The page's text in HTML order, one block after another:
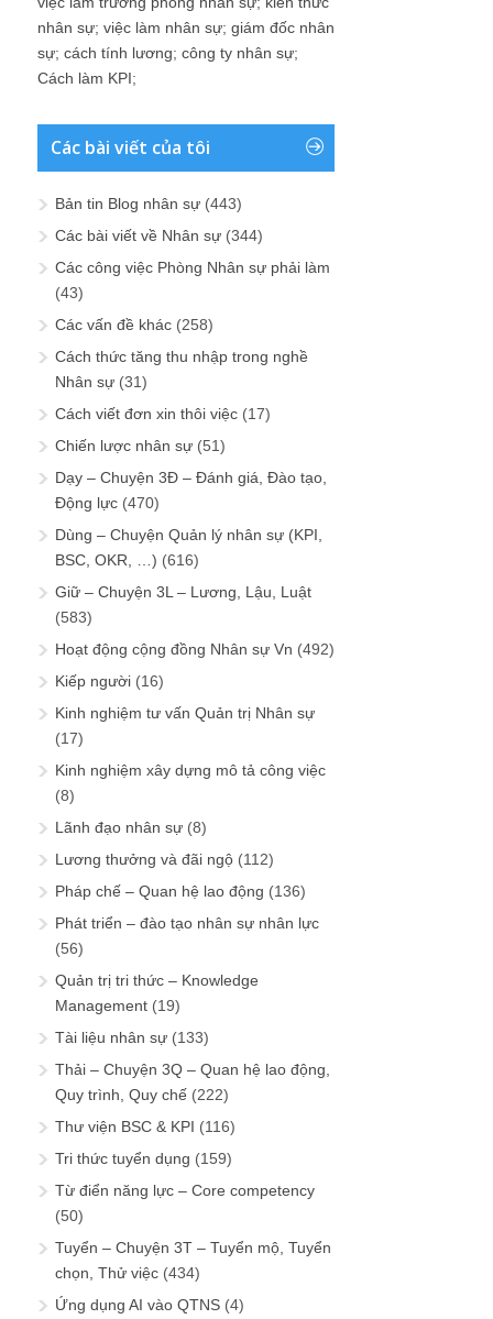
nhân sự; việc làm nhân sự; giám đốc nhân
sự; cách tính lương; công ty nhân sự;
Cách làm KPI;
Các bài viết của tôi
Bản tin Blog nhân sự (443)
Các bài viết về Nhân sự (344)
Các công việc Phòng Nhân sự phải làm
(43)
Các vấn đề khác (258)
Cách thức tăng thu nhập trong nghề
Nhân sự (31)
Cách viết đơn xin thôi việc (17)
Chiến lược nhân sự (51)
Dạy – Chuyện 3Đ – Đánh giá, Đào tạo,
Động lực (470)
Dùng – Chuyện Quản lý nhân sự (KPI,
BSC, OKR, …) (616)
Giữ – Chuyện 3L – Lương, Lậu, Luật
(583)
Hoạt động cộng đồng Nhân sự Vn (492)
Kiếp người (16)
Kinh nghiệm tư vấn Quản trị Nhân sự
(17)
Kinh nghiệm xây dựng mô tả công việc
(8)
Lãnh đạo nhân sự (8)
Lương thưởng và đãi ngộ (112)
Pháp chế – Quan hệ lao động (136)
Phát triển – đào tạo nhân sự nhân lực
(56)
Quản trị tri thức – Knowledge
Management (19)
Tài liệu nhân sự (133)
Thải – Chuyện 3Q – Quan hệ lao động,
Quy trình, Quy chế (222)
Thư viện BSC & KPI (116)
Tri thức tuyển dụng (159)
Từ điển năng lực – Core competency
(50)
Tuyển – Chuyện 3T – Tuyển mộ, Tuyển
chọn, Thử việc (434)
Ứng dụng AI vào QTNS (4)